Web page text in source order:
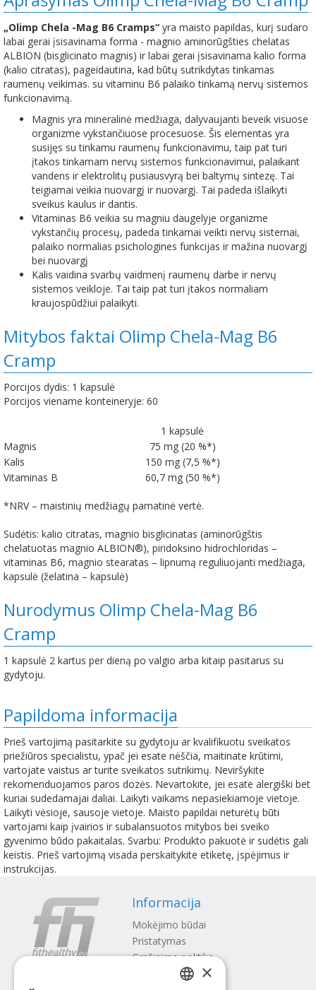
„Olimp Chela -Mag B6 Cramps“ yra maisto papildas, kurį sudaro
labai gerai įsisavinama forma - magnio aminorūgšties chelatas
ALBION (bisglicinato magnis) ir labai gerai įsisavinama kalio forma
(kalio citratas), pageidautina, kad būtų sutrikdytas tinkamas
raumenų veikimas. su vitaminu B6 palaiko tinkamą nervų sistemos
funkcionavimą.
Magnis yra mineralinė medžiaga, dalyvaujanti beveik visuose
organizme vykstančiuose procesuose. Šis elementas yra
susijęs su tinkamu raumenų funkcionavimu, taip pat turi
įtakos tinkamam nervų sistemos funkcionavimui, palaikant
vandens ir elektrolitų pusiausvyrą bei baltymų sintezę. Tai
teigiamai veikia nuovargį ir nuovargį. Tai padeda išlaikyti
sveikus kaulus ir dantis.
Vitaminas B6 veikia su magniu daugelyje organizme
vykstančių procesų, padeda tinkamai veikti nervų sistemai,
palaiko normalias psichologines funkcijas ir mažina nuovargį
bei nuovargį
Kalis vaidina svarbų vaidmenį raumenų darbe ir nervų
sistemos veikloje. Tai taip pat turi įtakos normaliam
kraujospūdžiui palaikyti.
Mitybos faktai Olimp Chela-Mag B6
Cramp
Porcijos dydis: 1 kapsulė
Porcijos viename konteineryje: 60
1 kapsulė
Magnis
75 mg (20 %*)
Kalis
150 mg (7,5 %*)
Vitaminas B
60,7 mg (50 %*)
*NRV – maistinių medžiagų pamatinė vertė.
Sudėtis: kalio citratas, magnio bisglicinatas (aminorūgštis
chelatuotas magnio ALBION®), piridoksino hidrochloridas –
vitaminas B6, magnio stearatas – lipnumą reguliuojanti medžiaga,
kapsulė (želatina – kapsulė)
Nurodymus Olimp Chela-Mag B6
Cramp
1 kapsulė 2 kartus per dieną po valgio arba kitaip pasitarus su
gydytoju.
Papildoma informacija
Prieš vartojimą pasitarkite su gydytoju ar kvalifikuotu sveikatos
priežiūros specialistu, ypač jei esate nėščia, maitinate krūtimi,
vartojate vaistus ar turite sveikatos sutrikimų. Neviršykite
rekomenduojamos paros dozės. Nevartokite, jei esate alergiški bet
kuriai sudedamajai daliai. Laikyti vaikams nepasiekiamoje vietoje.
Laikyti vėsioje, sausoje vietoje. Maisto papildai neturėtų būti
vartojami kaip įvairios ir subalansuotos mitybos bei sveiko
gyvenimo būdo pakaitalas. Svarbu: Produkto pakuotė ir sudėtis gali
keistis. Prieš vartojimą visada perskaitykite etiketę, įspėjimus ir
instrukcijas.
Informacija
Mokėjimo būdai
Pristatymas
Gražinimo politika
Apie mus ×